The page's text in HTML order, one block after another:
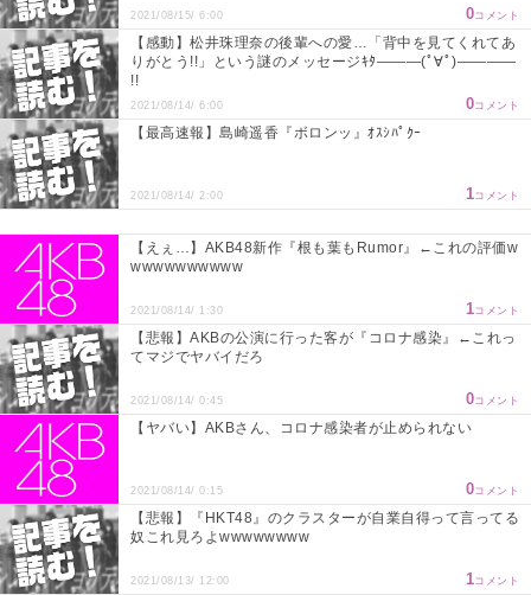
2021/08/15/ 6:00 0コメント
【感動】松井珠理奈の後輩への愛…「背中を見てくれてあ
りがとう!!」という謎のメッセージｷﾀ―――(ﾟ∀ﾟ)――――
!!
2021/08/14/ 6:00 0コメント
【最高速報】島崎遥香『ボロンッ』ｵｽｼﾊﾟｸｰ
2021/08/14/ 2:00 1コメント
【えぇ…】AKB48新作『根も葉もRumor』←これの評価w
wwwwwwwwww
2021/08/14/ 1:30 1コメント
【悲報】AKBの公演に行った客が『コロナ感染』←これっ
てマジでヤバイだろ
2021/08/14/ 0:45 0コメント
【ヤバい】AKBさん、コロナ感染者が止められない
2021/08/14/ 0:15 0コメント
【悲報】『HKT48』のクラスターが自業自得って言ってる
奴これ見ろよwwwwwwww
2021/08/13/ 12:00 1コメント